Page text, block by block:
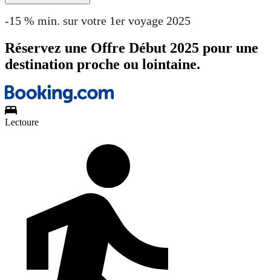
-15 % min. sur votre 1er voyage 2025
Réservez une Offre Début 2025 pour une
destination proche ou lointaine.
Lectoure